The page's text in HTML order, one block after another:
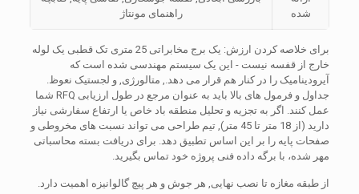
شده
راهنمای مونتاژ
برای خلاصه کردن ارزش: یک برج مخابراتی 25 متری تک قطبی یک لوله
خارج از قفسه نیست - این یک سیستم مهندسی شده است که
آیرودینامیک را در کنار هم قرار می دهد., متالورژی, و لجستیک نعوظ.
جداول و فرمول های بالا باید به عنوان مرجع در طول ارزیابی RFQ شما
عمل کنند. اگر به تجزیه و تحلیل منطقه باد خاص یا ارتفاع سفارشی نیاز
دارید (از 18 متر تا 45 متر), تیم طراحی می تواند نسبت های مخروطی و
صفحات پایه را بر این اساس تطبیق دهد. برای دریافت بسته محاسباتی
مهر شده، با برگه داده فنی پروژه خود تماس بگیرید.
از طبقه مغازه تا نصب نهایی, هر جوش و هر پیچ گالوانیزه اهمیت دارد.